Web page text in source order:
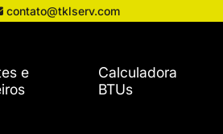
contato@tklserv.com
e
Calculadora
BTUs